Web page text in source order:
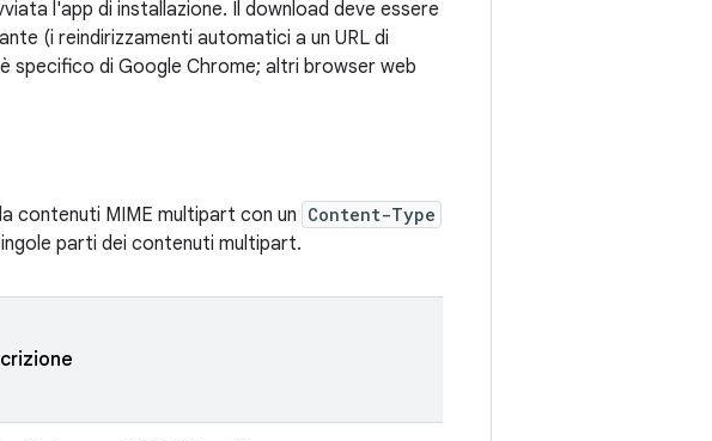
l'app di installazione. Il download deve essere
(i reindirizzamenti automatici a un URL di
di Google Chrome; altri browser web
contenuti MIME multipart con un Content-Type
parti dei contenuti multipart.